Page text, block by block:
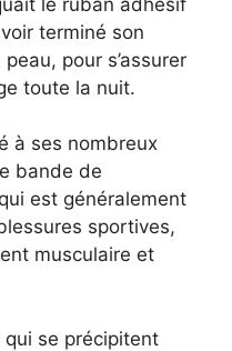
terminé son
pour s’assurer
toute la nuit.
à ses nombreux
bande de
est généralement
sportives,
musculaire et
se précipitent